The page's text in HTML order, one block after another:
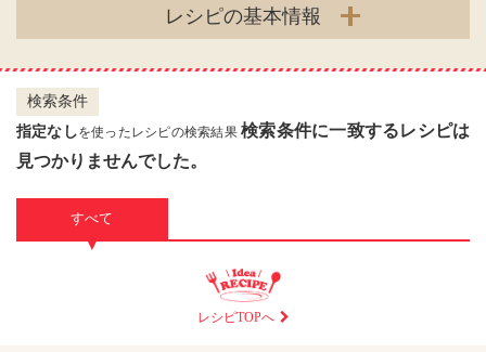
レシピの基本情報
検索条件
指定なしを使ったレシピの検索結果検索条件に一致するレシピは
見つかりませんでした。
すべて
▼
レシピTOPへ